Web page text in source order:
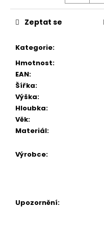
Kategorie:
Hmotnost:
EAN:
Šířka:
Výška:
Hloubka:
Věk:
Materiál:
Výrobce:
Upozornění:
Zeptat se
u
č
m
e
MONTESSORI
MOYO
MONTESSORI
NÁHRADNÍ
PUZZLE